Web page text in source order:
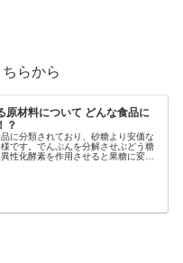
らから
原材料について どんな食品に
？
に分類されており、砂糖より安価な
です。でんぷんを分解させぶどう糖
性化酵素を作用させると果糖に変わ